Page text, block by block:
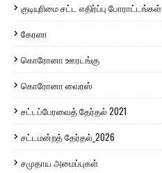
குடியுரிமை சட்ட எதிர்ப்பு போராட்டங்கள்
கேரளா
கொரோனா ஊரடங்கு
கொரோனா வைரஸ்
சட்டப்பேரவைத் தேர்தல் 2021
சட்டமன்றத் தேர்தல்_2026
சமுதாய அமைப்புகள்